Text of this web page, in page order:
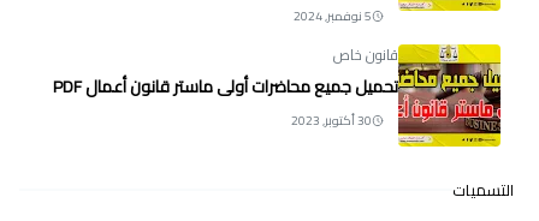
5 نوفمبر, 2024
قانون خاص
تحميل جميع محاضرات أولى ماستر قانون أعمال PDF
30 أكتوبر, 2023
التسميات